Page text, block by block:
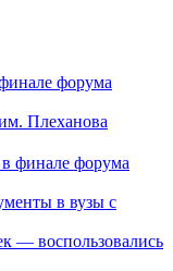
форума
Плеханова
в вузы с
— воспользовались